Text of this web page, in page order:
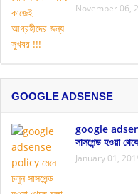
November 06,
GOOGLE ADSENSE
google
সাসপেন্ড হওয়া
January 01,